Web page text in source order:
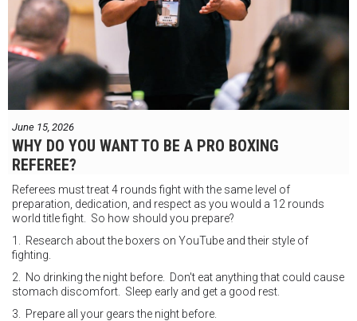
June 15, 2026
WHY DO YOU WANT TO BE A PRO BOXING
REFEREE?
Referees must treat 4 rounds fight with the same level of
preparation, dedication, and respect as you would a 12 rounds
world title fight. So how should you prepare?
1. Research about the boxers on YouTube and their style of
fighting.
2. No drinking the night before. Don't eat anything that could cause
stomach discomfort. Sleep early and get a good rest.
3. Prepare all your gears the night before.